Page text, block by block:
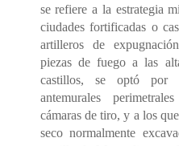
se refiere a la estrategia
ciudades fortificadas o
artilleros de
piezas de fuego a las
castillos, se optó por
antemurales
cámaras de tiro, y a los
seco normalmente